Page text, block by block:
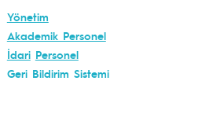
Yönetim
Akademik Personel
İdari Personel
Geri Bildirim Sistemi